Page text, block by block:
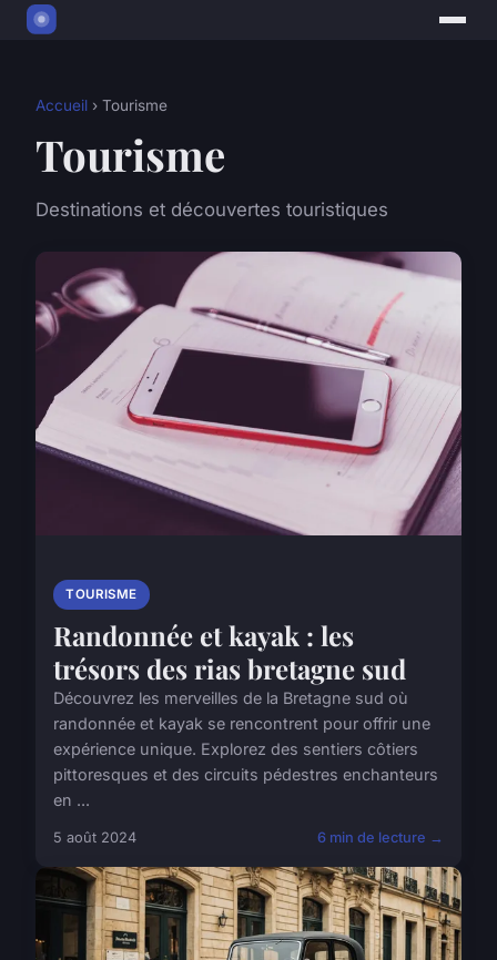
Accueil › Tourisme
Tourisme
Destinations et découvertes touristiques
TOURISME
Randonnée et kayak : les
trésors des rias bretagne sud
Découvrez les merveilles de la Bretagne sud où
randonnée et kayak se rencontrent pour offrir une
expérience unique. Explorez des sentiers côtiers
pittoresques et des circuits pédestres enchanteurs
en ...
5 août 2024 6 min de lecture →